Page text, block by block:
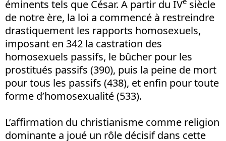
éminents tels que César. A partir du IV siècle
de notre ère, la loi a commencé à restreindre
drastiquement les rapports homosexuels,
imposant en 342 la castration des
homosexuels passifs, le bûcher pour les
prostitués passifs (390), puis la peine de mort
pour tous les passifs (438), et enfin pour toute
forme d’homosexualité (533).
L’affirmation du christianisme comme religion
dominante a joué un rôle décisif dans cette